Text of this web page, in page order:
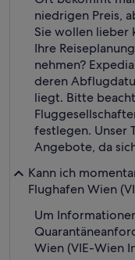
niedrigen Preis,
Sie wollen lieber
Ihre
nehmen?
deren
liegt. Bitte
festlegen. Unser
Angebote, da
Kann ich
Flughafen Wien
Um
Wien (VIE-Wien